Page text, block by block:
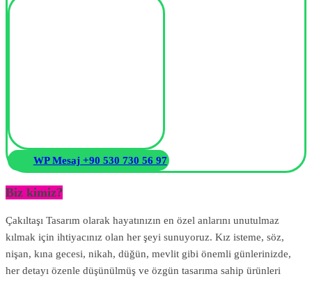
WP Mesaj +90 530 730 56 97
Biz kimiz?
Çakıltaşı Tasarım olarak hayatınızın en özel anlarını unutulmaz
kılmak için ihtiyacınız olan her şeyi sunuyoruz. Kız isteme, söz,
nişan, kına gecesi, nikah, düğün, mevlit gibi önemli günlerinizde,
her detayı özenle düşünülmüş ve özgün tasarıma sahip ürünleri